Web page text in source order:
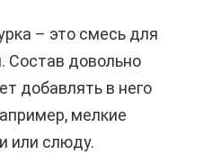
– это смесь для
Состав довольно
добавлять в него
мелкие
или слюду.